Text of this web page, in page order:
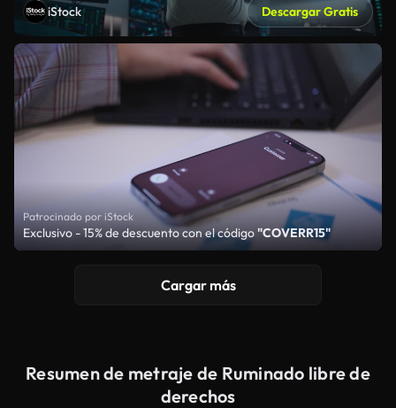
iStock Descargar Gratis
Patrocinado por iStock
Exclusivo - 15% de descuento con el código"COVERR15"
Cargar más
Resumen de metraje de Ruminado libre de
derechos